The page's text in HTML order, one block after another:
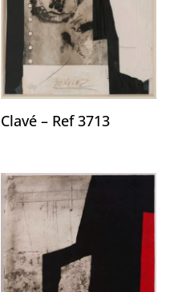
Clavé – Ref 3713